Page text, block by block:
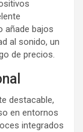
añade bajos
al sonido, un
de precios.
destacable,
en entornos
integrados